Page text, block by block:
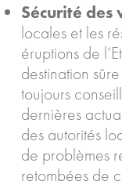
Sécurité des
locales et les
éruptions de
destination
toujours
dernières
des autorités
de problèmes
retombées de